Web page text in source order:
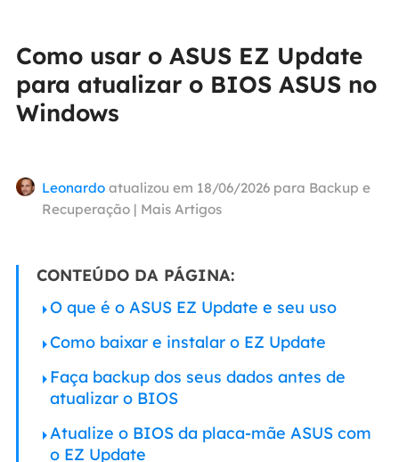
Como usar o ASUS EZ Update
para atualizar o BIOS ASUS no
Windows
Leonardo atualizou em 18/06/2026 para Backup e
Recuperação | Mais Artigos
CONTEÚDO DA PÁGINA:
O que é o ASUS EZ Update e seu uso
Como baixar e instalar o EZ Update
Faça backup dos seus dados antes de
atualizar o BIOS
Atualize o BIOS da placa-mãe ASUS com
o EZ Update